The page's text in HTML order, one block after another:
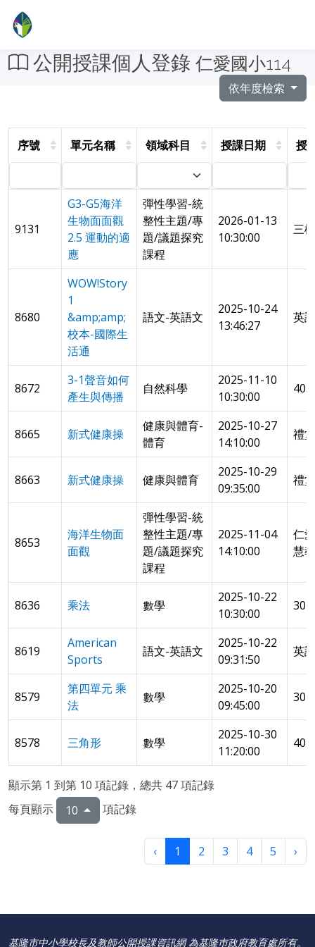
公開授課個人登錄 仁愛國小114
依年度檢索
序號 單元名稱 領域科目 授課日期 授
9131
G3-G5海洋
生物面面觀
2.5 運動的適
應
彈性學習-統
整性主題/專
題/議題探究
課程
2026-01-13
10:30:00
三
8680
WOW!Story
1
&amp;amp;
校本-國際生
活通
語文-英語文
2025-10-24
13:46:27
英
8672
3-1聲音如何
產生與傳播
自然科學
2025-11-10
10:30:00
8665 新式健康操
健康與體育-
體育
2025-10-27
14:10:00
禮
8663 新式健康操 健康與體育
2025-10-29
09:35:00
禮
8653
海洋生物面
面觀
彈性學習-統
整性主題/專
題/議題探究
課程
2025-11-04
14:10:00
仁
慧
8636 乘法 數學
2025-10-22
10:30:00
304
8619
American
Sports
語文-英語文
2025-10-22
09:31:50
英
8579
第四單元 乘
法
數學
2025-10-20
09:45:00
301
8578 三角形 數學
2025-10-30
11:20:00
401
顯示第 1 到第 10 項記錄，總共 47 項記錄
每頁顯示
10 項記錄
‹ 1 2 3 4 5 ›
基隆市中小學校長及教師公開授課資訊網 為基隆巿政府教育處所有。